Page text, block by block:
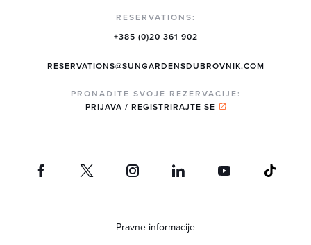
RESERVATIONS:
+385 (0)20 361 902
RESERVATIONS@SUNGARDENSDUBROVNIK.COM
PRONAĐITE SVOJE REZERVACIJE:
PRIJAVA / REGISTRIRAJTE SE
Pravne informacije